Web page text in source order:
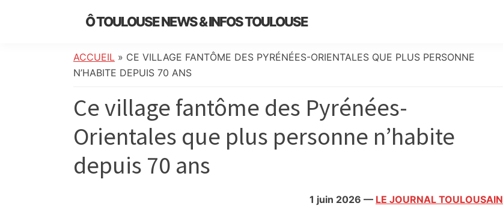
Ô TOULOUSE NEWS & INFOS TOULOUSE
de
l’actualité
:
info
locale,
société,
culture,
politique,
ACCUEIL » CE VILLAGE FANTÔME DES PYRÉNÉES-ORIENTALES QUE PLUS PERSONNE
N’HABITE DEPUIS 70 ANS
Ce village fantôme des Pyrénées-
Orientales que plus personne n’habite
depuis 70 ans
1 juin 2026 — LE JOURNAL TOULOUSAIN